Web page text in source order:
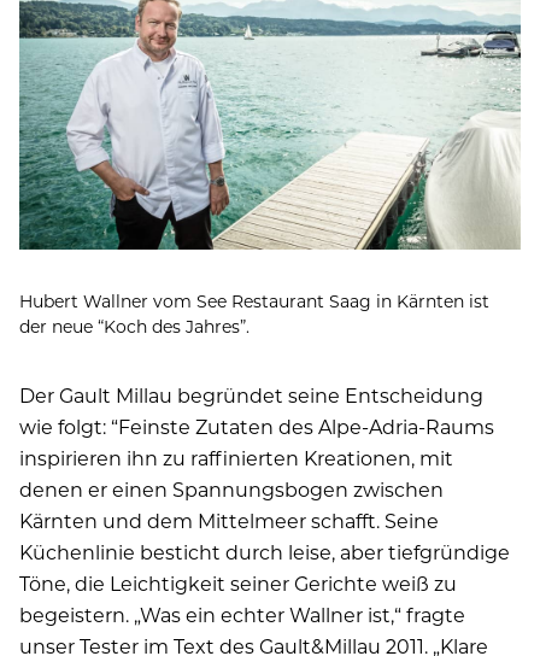
Hubert Wallner vom See Restaurant Saag in Kärnten ist
der neue “Koch des Jahres”.
Der Gault Millau begründet seine Entscheidung
wie folgt: “Feinste Zutaten des Alpe-Adria-Raums
inspirieren ihn zu raffinierten Kreationen, mit
denen er einen Spannungsbogen zwischen
Kärnten und dem Mittelmeer schafft. Seine
Küchenlinie besticht durch leise, aber tiefgründige
Töne, die Leichtigkeit seiner Gerichte weiß zu
begeistern. „Was ein echter Wallner ist,“ fragte
unser Tester im Text des Gault&Millau 2011. „Klare